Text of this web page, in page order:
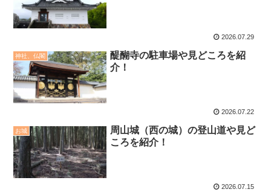
2026.07.29
神社、仏閣
醍醐寺の駐車場や見どころを紹
介！
2026.07.22
お城
周山城（西の城）の登山道や見ど
ころを紹介！
2026.07.15